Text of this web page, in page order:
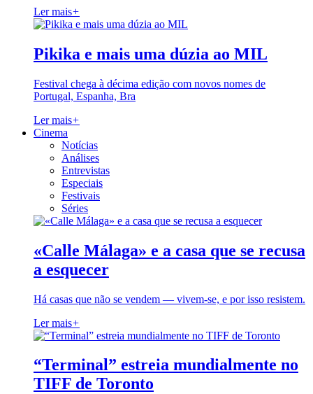
Ler mais+
Pikika e mais uma dúzia ao MIL
Festival chega à décima edição com novos nomes de
Portugal, Espanha, Bra
Ler mais+
Cinema
Notícias
Análises
Entrevistas
Especiais
Festivais
Séries
«Calle Málaga» e a casa que se recusa
a esquecer
Há casas que não se vendem — vivem-se, e por isso resistem.
Ler mais+
“Terminal” estreia mundialmente no
TIFF de Toronto